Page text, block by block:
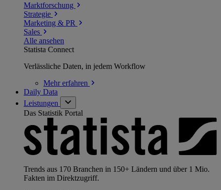
Marktforschung
Strategie
Marketing & PR
Sales
Alle ansehen
Statista Connect
Verlässliche Daten, in jedem Workflow
Mehrerfahren
Daily Data
Leistungen
Das Statistik Portal
Trends aus 170 Branchen in 150+ Ländern und über 1 Mio.
Fakten im Direktzugriff.